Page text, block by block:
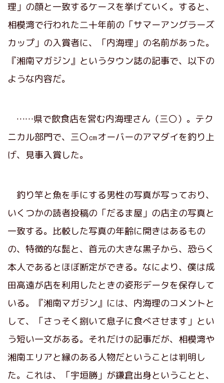
理」の顔と一致するケースを挙げていく。すると、
相模湾で行われた二十年前の「サマーアングラーズ
カップ」の入賞者に、「内海理」の名前があった。
『湘南マガジン』というタウン誌の記事で、以下の
ような内容だ。
……県で飲食店を営む内海理さん（三〇）。テク
ニカル部門で、三〇㎝オーバーのアマダイを釣り上
げ、見事入賞した。
釣り竿と魚を手にする男性の写真が写っており、
いくつかの読者投稿の「だるま屋」の店主の写真と
一致する。比較した写真の年齢に開きはあるもの
の、特徴的な髭と、首元の大きな黒子から、恐らく
本人であるとほぼ断定ができる。なにより、僕は成
田高遠が店を利用したときの姿形データを保存して
いる。『湘南マガジン』には、内海理のコメントと
して、「さっそく捌いて息子に食べさせます」とい
う短い一文がある。それだけの記事だが、相模湾や
湘南エリアと縁のある人物だということは判明し
た。これは、「宇垣勝」が鎌倉出身ということと、